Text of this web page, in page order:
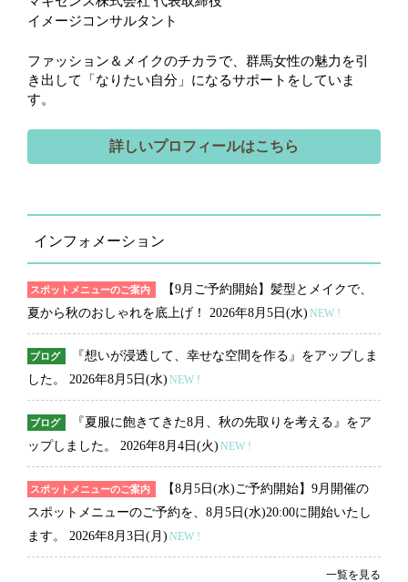
イメージコンサルタント
ファッション＆メイクのチカラで、群馬女性の魅力を引
き出して「なりたい自分」になるサポートをしていま
す。
詳しいプロフィールはこちら
インフォメーション
スポットメニューのご案内
【9月ご予約開始】髪型とメイクで、
夏から秋のおしゃれを底上げ！ 2026年8月5日(水) NEW !
ブログ
『想いが浸透して、幸せな空間を作る』をアップしま
した。 2026年8月5日(水) NEW !
ブログ
『夏服に飽きてきた8月、秋の先取りを考える』をア
ップしました。 2026年8月4日(火) NEW !
スポットメニューのご案内
【8月5日(水)ご予約開始】9月開催の
スポットメニューのご予約を、8月5日(水)20:00に開始いたし
ます。 2026年8月3日(月) NEW !
一覧を見る